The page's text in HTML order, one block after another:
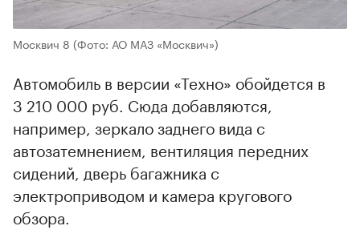
Москвич 8 (Фото: АО МАЗ «Москвич»)
Автомобиль в версии «Техно» обойдется в
3 210 000 руб. Сюда добавляются,
например, зеркало заднего вида с
автозатемнением, вентиляция передних
сидений, дверь багажника с
электроприводом и камера кругового
обзора.